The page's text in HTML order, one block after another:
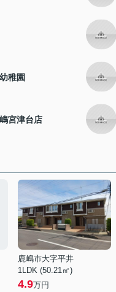
稚園
宮津台店
鹿嶋市大字平井
1LDK (50.21㎡)
4.9万円